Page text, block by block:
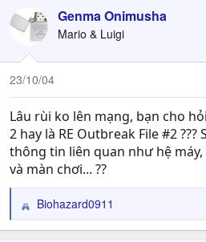
Genma Onimusha
Mario & Luigi
23/10/04
Lâu rùi ko lên mạng, bạn cho
2 hay là RE Outbreak File #2 ???
thông tin liên quan như hệ
và màn chơi... ??
R
e
Biohazard0911